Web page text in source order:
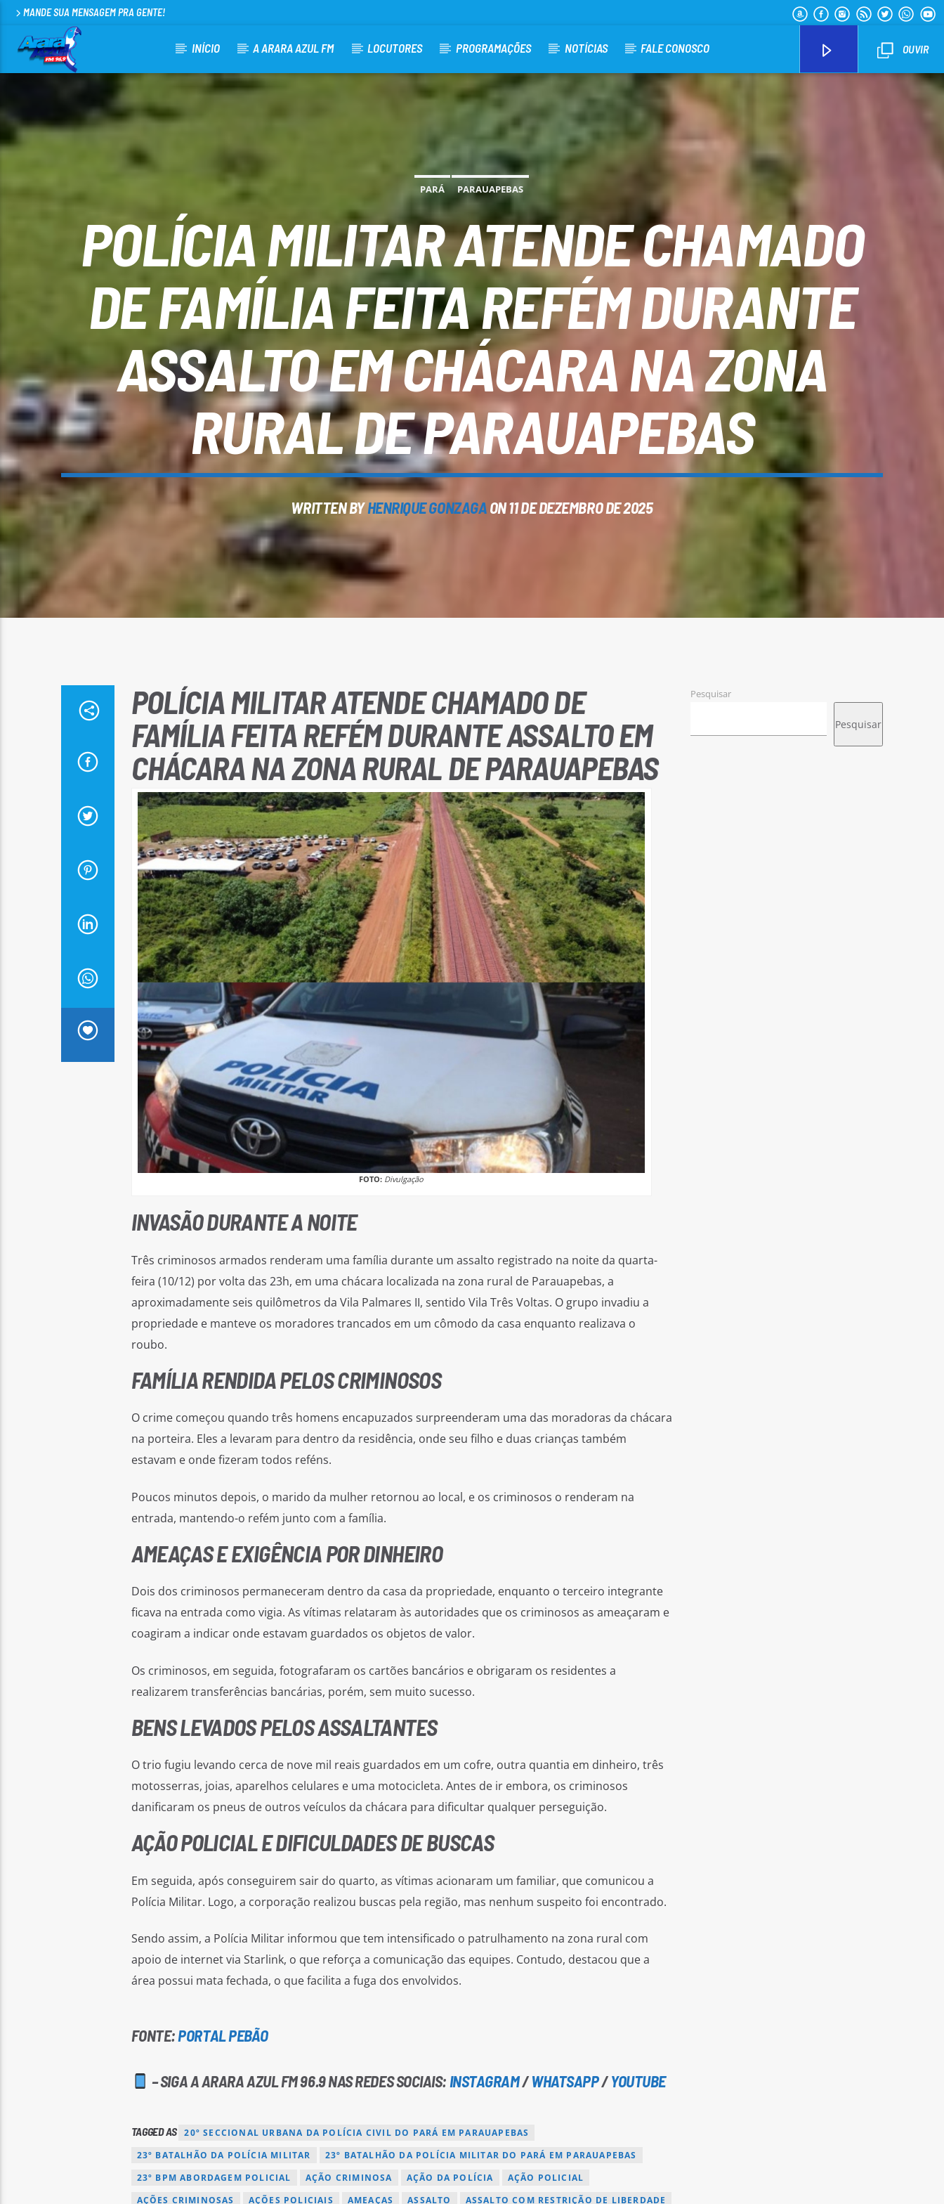
MANDE SUA MENSAGEM PRA GENTE!
INÍCIO A ARARA AZUL FM LOCUTORES PROGRAMAÇÕES NOTÍCIAS FALE CONOSCO OUVIR
ARARA AZUL FM 96,9
PARÁ PARAUAPEBAS
POLÍCIA MILITAR ATENDE CHAMADO
DE FAMÍLIA FEITA REFÉM DURANTE
ASSALTO EM CHÁCARA NA ZONA
RURAL DE PARAUAPEBAS
WRITTEN BYHENRIQUE GONZAGAON 11 DE DEZEMBRO DE 2025
POLÍCIA MILITAR ATENDE CHAMADO DE
FAMÍLIA FEITA REFÉM DURANTE ASSALTO EM
CHÁCARA NA ZONA RURAL DE PARAUAPEBAS
FOTO: Divulgação
INVASÃO DURANTE A NOITE
Três criminosos armados renderam uma família durante um assalto registrado na noite da quarta-
feira (10/12) por volta das 23h, em uma chácara localizada na zona rural de Parauapebas, a
aproximadamente seis quilômetros da Vila Palmares II, sentido Vila Três Voltas. O grupo invadiu a
propriedade e manteve os moradores trancados em um cômodo da casa enquanto realizava o
roubo.
FAMÍLIA RENDIDA PELOS CRIMINOSOS
O crime começou quando três homens encapuzados surpreenderam uma das moradoras da chácara
na porteira. Eles a levaram para dentro da residência, onde seu filho e duas crianças também
estavam e onde fizeram todos reféns.
Poucos minutos depois, o marido da mulher retornou ao local, e os criminosos o renderam na
entrada, mantendo-o refém junto com a família.
AMEAÇAS E EXIGÊNCIA POR DINHEIRO
Dois dos criminosos permaneceram dentro da casa da propriedade, enquanto o terceiro integrante
ficava na entrada como vigia. As vítimas relataram às autoridades que os criminosos as ameaçaram e
coagiram a indicar onde estavam guardados os objetos de valor.
Os criminosos, em seguida, fotografaram os cartões bancários e obrigaram os residentes a
realizarem transferências bancárias, porém, sem muito sucesso.
BENS LEVADOS PELOS ASSALTANTES
O trio fugiu levando cerca de nove mil reais guardados em um cofre, outra quantia em dinheiro, três
motosserras, joias, aparelhos celulares e uma motocicleta. Antes de ir embora, os criminosos
danificaram os pneus de outros veículos da chácara para dificultar qualquer perseguição.
AÇÃO POLICIAL E DIFICULDADES DE BUSCAS
Em seguida, após conseguirem sair do quarto, as vítimas acionaram um familiar, que comunicou a
Polícia Militar. Logo, a corporação realizou buscas pela região, mas nenhum suspeito foi encontrado.
Sendo assim, a Polícia Militar informou que tem intensificado o patrulhamento na zona rural com
apoio de internet via Starlink, o que reforça a comunicação das equipes. Contudo, destacou que a
área possui mata fechada, o que facilita a fuga dos envolvidos.
FONTE:PORTAL PEBÃO
– SIGA A ARARA AZUL FM 96.9 NAS REDES SOCIAIS: INSTAGRAM/WHATSAPP/YOUTUBE
TAGGED AS 20º SECCIONAL URBANA DA POLÍCIA CIVIL DO PARÁ EM PARAUAPEBAS
23º BATALHÃO DA POLÍCIA MILITAR
23º BATALHÃO DA POLÍCIA MILITAR DO PARÁ EM PARAUAPEBAS
23º BPM ABORDAGEM POLICIAL
AÇÃO CRIMINOSA AÇÃO DA POLÍCIA
AÇÃO POLICIAL
AÇÕES CRIMINOSAS
AÇÕES POLICIAIS AMEAÇAS ASSALTO
ASSALTO COM RESTRIÇÃO DE LIBERDADE
Pesquisar
Pesquisar